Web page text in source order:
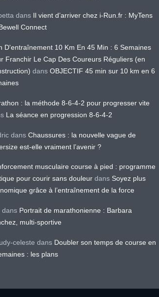
dans Il vient d’arriver chez i-Run.fr : MyTens
Connect
D'entraînement 10 Km En 45 Min : 6 Semaines
Franchir Le Cap Des Coureurs Réguliers (en
dans OBJECTIF 45 min sur 10 km en 6
: la méthode 8-6-4-2 pour progresser vite
La séance en progression 8-6-4-2
dans Chaussures : la nouvelle vague de
est-elle vraiment l’avenir ?
musculaire course à pied : programme
pour courir sans douleur dans Soyez plus
grâce à l’entraînement de la force
dans Portrait de marathonienne : Barbara
multi-sportive
celeste dans Doubler son temps de course en
: les plans